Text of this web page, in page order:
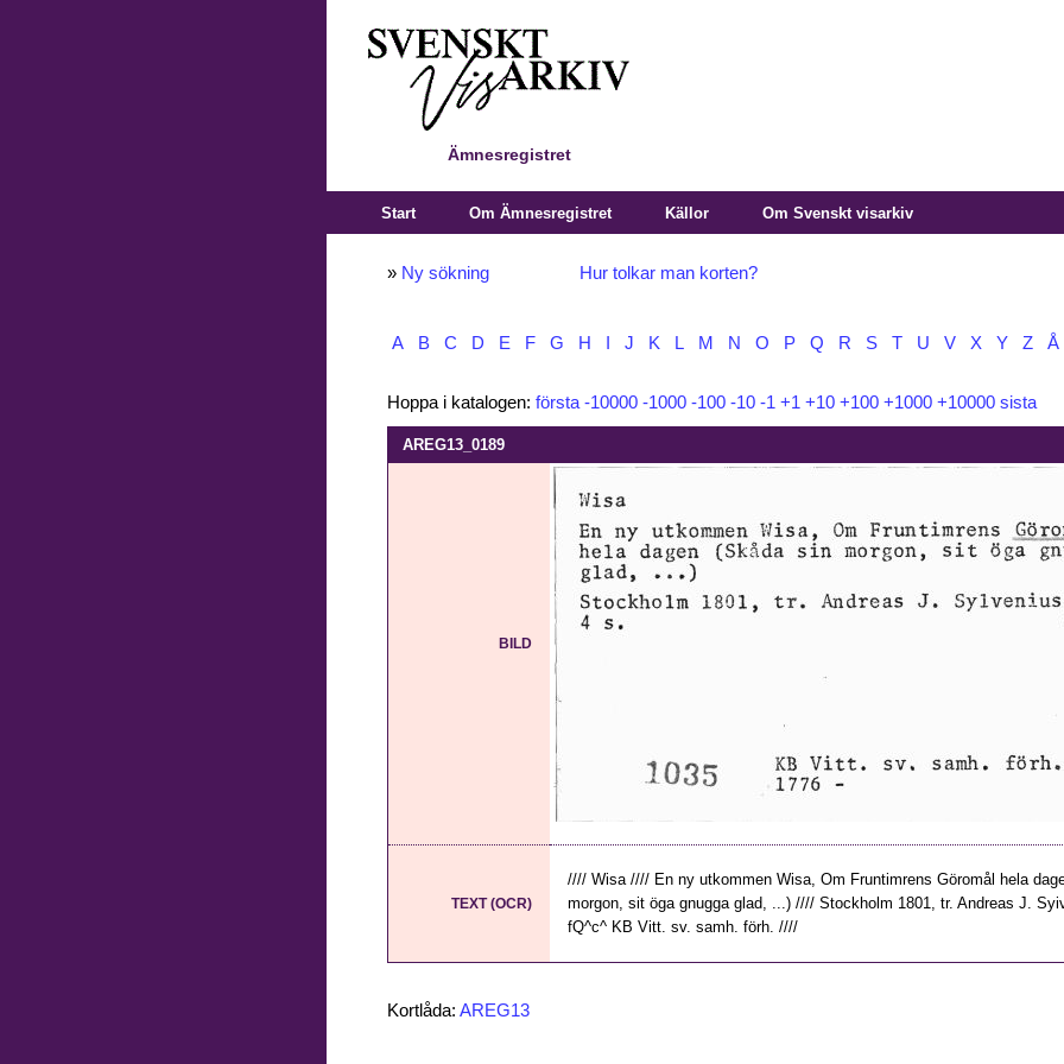
Ämnesregistret
Start Om Ämnesregistret Källor Om Svenskt visarkiv
» Ny sökning Hur tolkar man korten?
A B C D E F G H J K L M N O P Q R S T U V X Y Z Å
Hoppa i katalogen: första -10000 -1000 -100 -10 -1 +1 +10 +100 +1000 +10000 sista
AREG13_0189
BILD
TEXT (OCR)
//// Wisa //// En ny utkommen Wisa, Om Fruntimrens Göromål hela
morgon, sit öga gnugga glad, ...) //// Stockholm 1801, tr. Andreas J.
fQ^c^ KB Vitt. sv. samh. förh. ////
Kortlåda: AREG13